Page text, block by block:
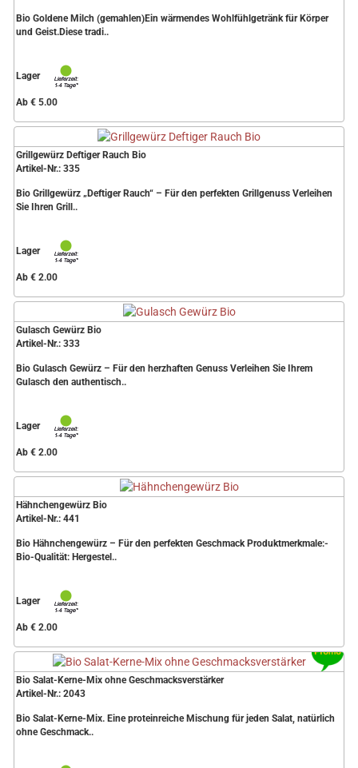
Bio Goldene Milch (gemahlen)Ein wärmendes Wohlfühlgetränk für Körper
und Geist.Diese tradi..
Lager
Ab € 5.00
Grillgewürz Deftiger Rauch Bio
Artikel-Nr.: 335
Bio Grillgewürz „Deftiger Rauch“ – Für den perfekten Grillgenuss Verleihen
Sie Ihren Grill..
Lager
Ab € 2.00
Gulasch Gewürz Bio
Artikel-Nr.: 333
Bio Gulasch Gewürz – Für den herzhaften Genuss Verleihen Sie Ihrem
Gulasch den authentisch..
Lager
Ab € 2.00
Hähnchengewürz Bio
Artikel-Nr.: 441
Bio Hähnchengewürz – Für den perfekten Geschmack Produktmerkmale:-
Bio-Qualität: Hergestel..
Lager
Ab € 2.00
Bio Salat-Kerne-Mix ohne Geschmacksverstärker
Artikel-Nr.: 2043
Bio Salat-Kerne-Mix. Eine proteinreiche Mischung für jeden Salat, natürlich
ohne Geschmack..